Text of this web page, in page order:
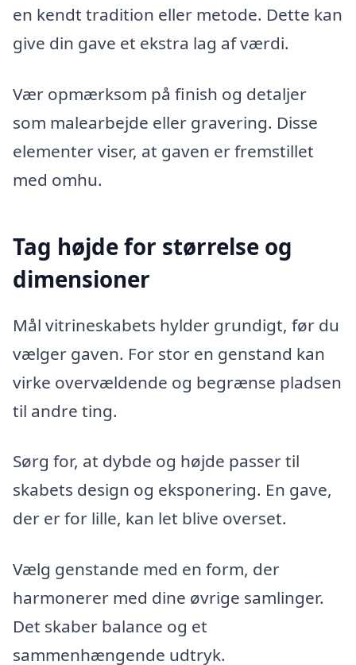
en kendt tradition eller metode. Dette kan
give din gave et ekstra lag af værdi.
Vær opmærksom på finish og detaljer
som malearbejde eller gravering. Disse
elementer viser, at gaven er fremstillet
med omhu.
Tag højde for størrelse og
dimensioner
Mål vitrineskabets hylder grundigt, før du
vælger gaven. For stor en genstand kan
virke overvældende og begrænse pladsen
til andre ting.
Sørg for, at dybde og højde passer til
skabets design og eksponering. En gave,
der er for lille, kan let blive overset.
Vælg genstande med en form, der
harmonerer med dine øvrige samlinger.
Det skaber balance og et
sammenhængende udtryk.